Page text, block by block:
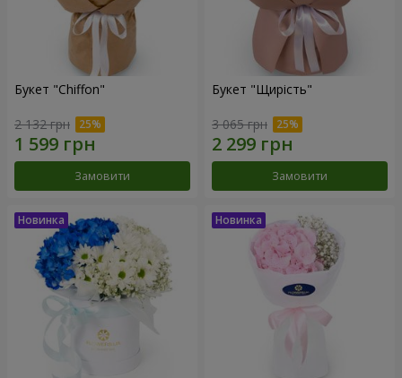
Букет "Chiffon"
2 132 грн
Замовити
Букет "Щирість"
3 065 грн
Замовити